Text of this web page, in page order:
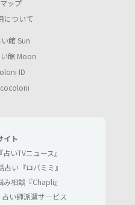
ップ
について
館 Sun
館 Moon
ID
イト
いTVニュース』
い『ロバミミ』
相談『Chapli』
占い師派遣サ―ビス